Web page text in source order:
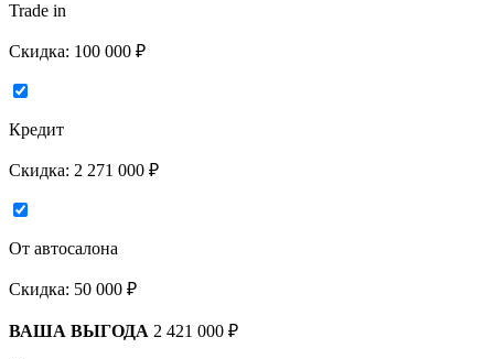
Trade in
Скидка: 100 000 ₽
Кредит
Скидка: 2 271 000 ₽
От автосалона
Скидка: 50 000 ₽
ВАША ВЫГОДА 2 421 000 ₽